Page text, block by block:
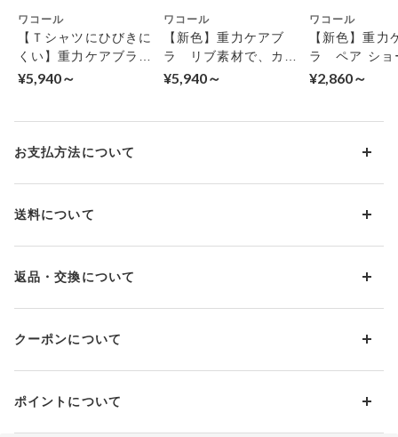
前中心が低く、ノンワイヤーのため圧迫感の少ないラクなつけ
ごこち
※「重力ケア」「バストケア」とは、からだのサイズを測って自
が魅力のノンワイヤータイプ。モールドカップが自然なまるみの
イプからトレンド感のある花柄まで多彩にラインアップ。前中心
ワコール
【Ｔシャツにひびきに
くい】重力ケアブラ
ノンワイヤーに革命
¥5,940～
ワコール
【新色】重力ケアブ
ラ リブ素材で、カジ
ュアルにノンワイヤー
¥5,940～
ワコール
【新色】重力
ラ ペア ショ
¥2,860～
お支払方法について
お支払い方法は下記よりお選びいただけます。
代金引換
クレジット
PayPay
楽天ペイ
現金での振り込み（後払い）
※商品や条件により、一部ご利用いただけないお支払方法がござ
送料について
（税込）（全国一律）をご負担いただきます。
す。
返品・交換について
ブラジャー・靴・スポーツタイツ(CW-X)・一部マタニティ商品
い」をご利用ください。ただし、セール商品は返送料無料の対
象外です。
クーポンについて
クーポン利用方法について
クーポン利用欄の『クーポンを利用する』にチェックし、取得
ポイントについて